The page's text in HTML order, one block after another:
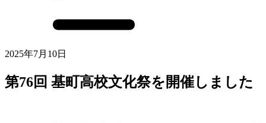
2025年7月10日
第76回 基町高校文化祭を開催しました